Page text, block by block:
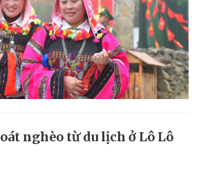
nghèo từ du lịch ở Lô Lô